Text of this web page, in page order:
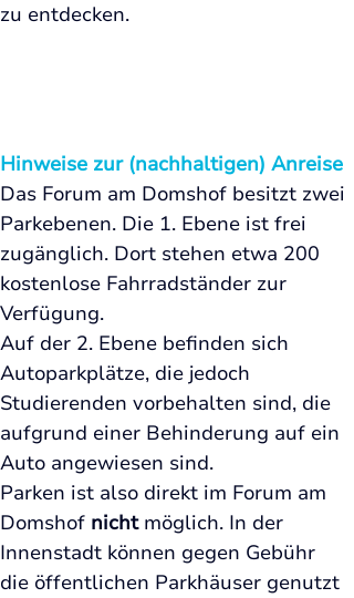
zu entdecken.
Hinweise zur (nachhaltigen) Anreise
Das Forum am Domshof besitzt zwei
Parkebenen. Die 1. Ebene ist frei
zugänglich. Dort stehen etwa 200
kostenlose Fahrradständer zur
Verfügung.
Auf der 2. Ebene befinden sich
Autoparkplätze, die jedoch
Studierenden vorbehalten sind, die
aufgrund einer Behinderung auf ein
Auto angewiesen sind.
Parken ist also direkt im Forum am
Domshof nicht möglich. In der
Innenstadt können gegen Gebühr
die öffentlichen Parkhäuser genutzt